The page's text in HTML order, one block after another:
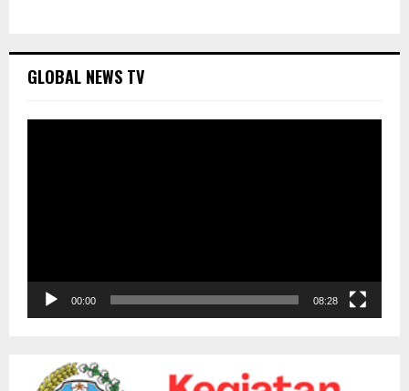
GLOBAL NEWS TV
i
e
00:00 08:28